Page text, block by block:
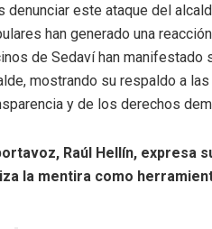
denunciar este ataque del
han generado una
de Sedaví han
mostrando su respaldo a
y de los derechos
Raúl Hellín, expresa
la mentira como